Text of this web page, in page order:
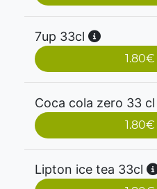
7up 33cl
1.80€
Coca cola zero 33 cl
1.80€
Lipton ice tea 33cl